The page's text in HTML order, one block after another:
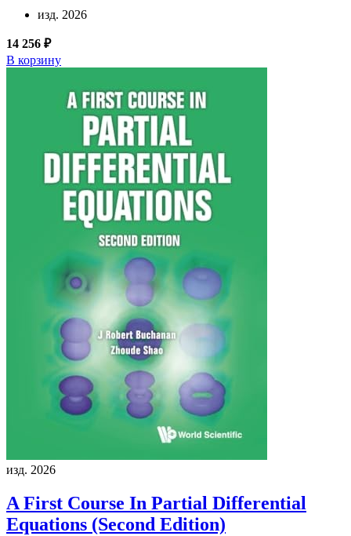
изд. 2026
14 256 ₽
В корзину
изд. 2026
A First Course In Partial Differential
Equations (Second Edition)